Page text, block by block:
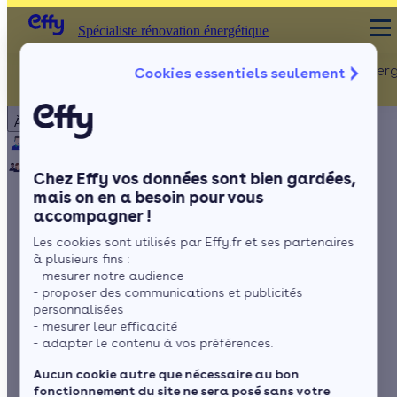
Cookies essentiels seulement
Chez Effy vos données sont bien gardées,
mais on en a besoin pour vous
accompagner !
Les cookies sont utilisés par Effy.fr et ses partenaires
à plusieurs fins :
- mesurer notre audience
- proposer des communications et publicités
personnalisées
- mesurer leur efficacité
- adapter le contenu à vos préférences.
Aucun cookie autre que nécessaire au bon
fonctionnement du site ne sera posé sans votre
À propos
Notre équipe
Rejoignez-nous Presse
Spécialiste rénovation énergétique Rénovation
Murs
Sols
Spécialiste rénovation énergétique
Les aides à la
rénovation
énergétique sont-elles
cumulables ?